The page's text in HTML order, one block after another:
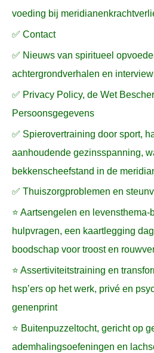
voeding bij
✅ Contact
✅ Nieuws van spiritueel
achtergrondverhalen en
✅ Privacy Policy, de Wet
Persoonsgegevens
✅ Spierovertraining door sport,
aanhoudende gezinsspanning,
bekkenscheefstand in de
✅ Thuiszorgproblemen en
⭐ Aartsengelen en
hulpvragen, een kaartlegging
boodschap voor troost en
⭐ Assertiviteitstraining en
hsp’ers op het werk, privé en
genenprint
⭐ Buitenpuzzeltocht, gericht op
ademhalingsoefeningen en